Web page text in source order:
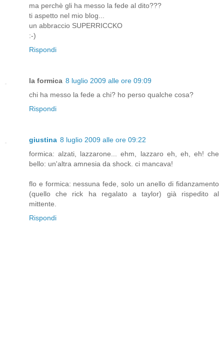
ma perchè gli ha messo la fede al dito???
ti aspetto nel mio blog...
un abbraccio SUPERRICCKO
:-)
Rispondi
la formica 8 luglio 2009 alle ore 09:09
chi ha messo la fede a chi? ho perso qualche cosa?
Rispondi
giustina 8 luglio 2009 alle ore 09:22
formica: alzati, lazzarone... ehm, lazzaro eh, eh, eh! che
bello: un'altra amnesia da shock. ci mancava!
flo e formica: nessuna fede, solo un anello di fidanzamento
(quello che rick ha regalato a taylor) già rispedito al
mittente.
Rispondi